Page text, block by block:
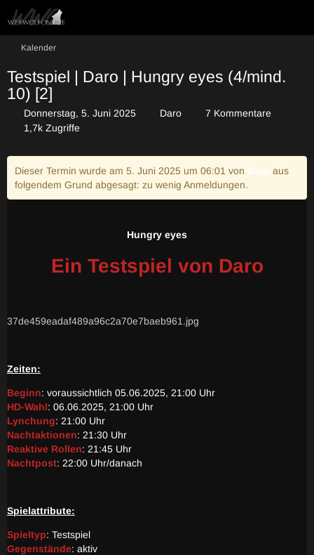
Kalender
Testspiel | Daro | Hungry eyes (4/mind.
10) [2]
Donnerstag, 5. Juni 2025 Daro
7 Kommentare
1,7k Zugriffe
Dieser Termin wurde am 5. Juni 2025 um 06:01 von Daro aus
folgendem Grund abgesagt: zu wenig Anmeldungen.
Hungry eyes
Ein Testspiel von Daro
37de459eadaf489a96c2a70e7baeb961.jpg
Zeiten:
Beginn: voraussichtlich 05.06.2025, 21:00 Uhr
HD-Wahl: 06.06.2025, 21:00 Uhr
Lynchung: 21:00 Uhr
Nachtaktionen: 21:30 Uhr
Reaktive Rollen: 21:45 Uhr
Nachtpost: 22:00 Uhr/danach
Spielattribute:
Spieltyp: Testspiel
Gegenstände: aktiv